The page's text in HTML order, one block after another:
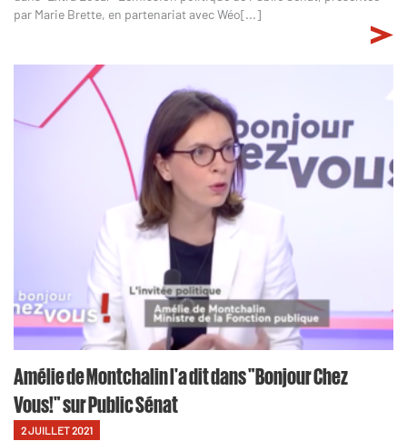
par Marie Brette, en partenariat avec Wéo[...]
Amélie de Montchalin l'a dit dans "Bonjour Chez
Vous!" sur Public Sénat
2 JUILLET 2021